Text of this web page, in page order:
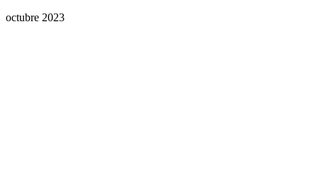
octubre 2023